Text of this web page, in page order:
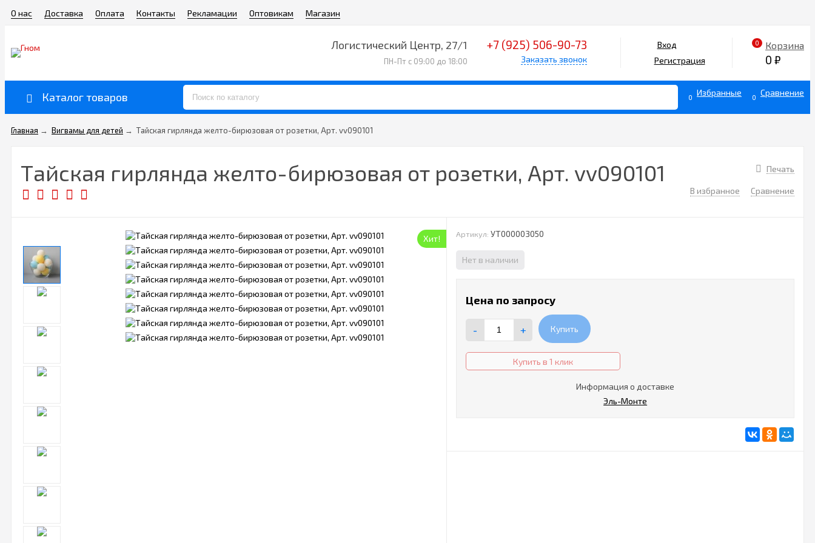
О нас Доставка Оплата Контакты Рекламации Оптовикам Магазин
Логистический Центр, 27/1
ПН-Пт с 09:00 до 18:00
+7 (925) 506-90-73
Заказать звонок
Вход
Регистрация
0 Корзина
0 ₽
Каталог товаров 0 Избранные 0 Сравнение
Главная → Вигвамы для детей → Тайская гирлянда желто-бирюзовая от розетки, Арт. vv090101
Печать
Тайская гирлянда желто-бирюзовая от розетки, Арт. vv090101
В избранное Сравнение
Хит! Артикул: УТ000003050
Нет в наличии
Цена по запросу
- + Купить
Купить в 1 клик
Информация о доставке
Эль-Монте